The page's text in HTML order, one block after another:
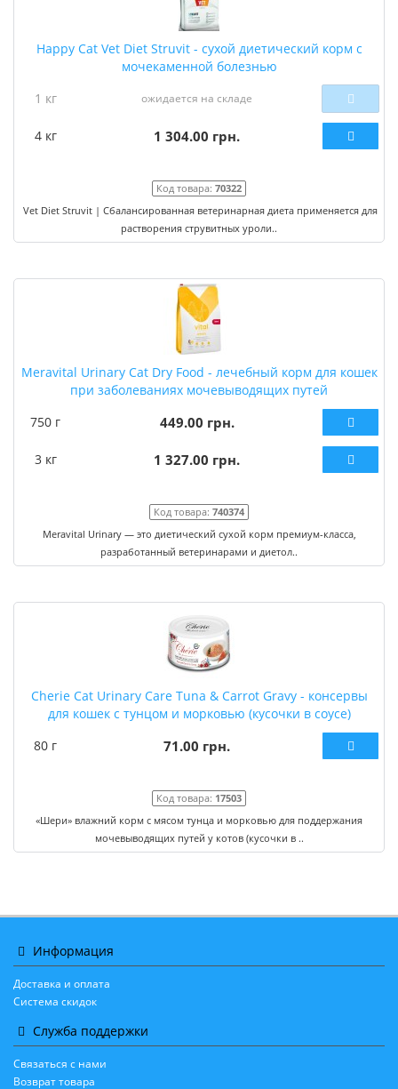
Happy Cat Vet Diet Struvit - сухой диетический корм с
мочекаменной болезнью
1 кг
ожидается на складе
4 кг 1 304.00 грн.
Код товара: 70322
Vet Diet Struvit | Сбалансированная ветеринарная диета применяется для
растворения струвитных уроли..
Meravital Urinary Cat Dry Food - лечебный корм для кошек
при заболеваниях мочевыводящих путей
750 г
449.00 грн.
3 кг 1 327.00 грн.
Код товара: 740374
Meravital Urinary — это диетический сухой корм премиум-класса,
разработанный ветеринарами и диетол..
Cherie Cat Urinary Care Tuna & Carrot Gravy - консервы
для кошек с тунцом и морковью (кусочки в соусе)
80 г
71.00 грн.
Код товара: 17503
«Шери» влажний корм с мясом тунца и морковью для поддержания
мочевыводящих путей у котов (кусочки в ..
Информация
Доставка и оплата
Система скидок
Служба поддержки
Связаться с нами
Возврат товара